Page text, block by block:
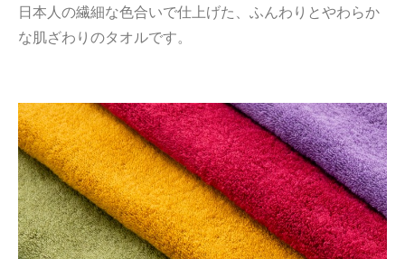
日本人の繊細な色合いで仕上げた、ふんわりとやわらか
な肌ざわりのタオルです。